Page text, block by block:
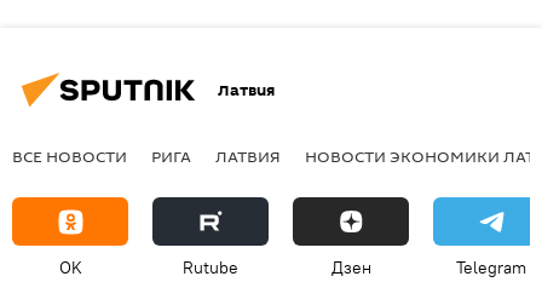
Латвия
ВСЕ НОВОСТИ РИГА ЛАТВИЯ НОВОСТИ ЭКОНОМИКИ
OK Rutube Дзен Telegram